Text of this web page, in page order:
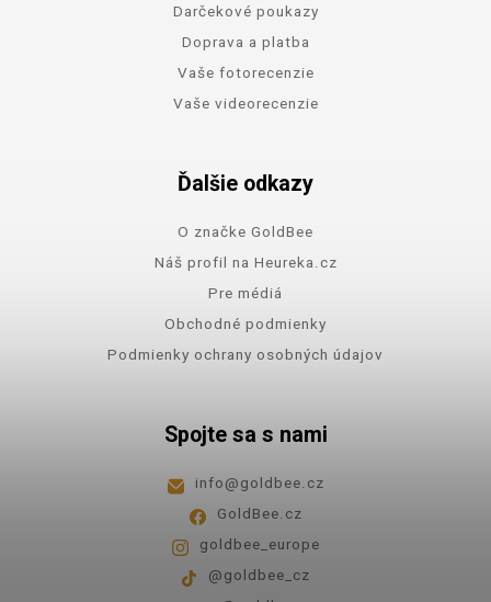
Darčekové poukazy
Doprava a platba
Vaše fotorecenzie
Vaše videorecenzie
Ďalšie odkazy
O značke GoldBee
Náš profil na Heureka.cz
Pre médiá
Obchodné podmienky
Podmienky ochrany osobných údajov
Spojte sa s nami
info@goldbee.cz
GoldBee.cz
goldbee_europe
@goldbee_cz